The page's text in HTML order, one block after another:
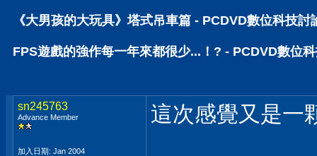
《大男孩的大玩具》塔式吊車篇 - PCDVD數位科技討
FPS遊戲的強作每一年來都很少...！? - PCDVD數位
sn245763
Advance Member
加入日期: Jan 2004
這次感覺又是一